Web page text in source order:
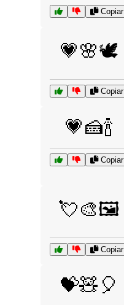
Copiar
💗🌸🕊️
Copiar
💗🍰🍾
Copiar
💘🎨🖼️
Copiar
💝🧸🎈